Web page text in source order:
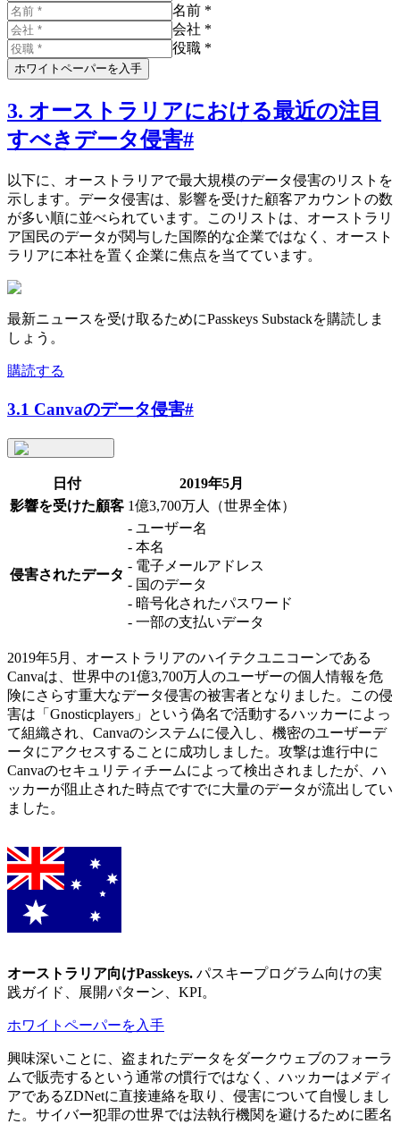
名前 *
会社 *
役職 *
ホワイトペーパーを入手
3. オーストラリアにおける最近の注目
すべきデータ侵害#
以下に、オーストラリアで最大規模のデータ侵害のリストを
示します。データ侵害は、影響を受けた顧客アカウントの数
が多い順に並べられています。このリストは、オーストラリ
ア国民のデータが関与した国際的な企業ではなく、オースト
ラリアに本社を置く企業に焦点を当てています。
最新ニュースを受け取るためにPasskeys Substackを購読しま
しょう。
購読する
3.1 Canvaのデータ侵害#
日付
2019年5月
影響を受けた顧客 1億3,700万人（世界全体）
侵害されたデータ
- ユーザー名
- 本名
- 電子メールアドレス
- 国のデータ
- 暗号化されたパスワード
- 一部の支払いデータ
2019年5月、オーストラリアのハイテクユニコーンである
Canvaは、世界中の1億3,700万人のユーザーの個人情報を危
険にさらす重大なデータ侵害の被害者となりました。この侵
害は「Gnosticplayers」という偽名で活動するハッカーによっ
て組織され、Canvaのシステムに侵入し、機密のユーザーデ
ータにアクセスすることに成功しました。攻撃は進行中に
Canvaのセキュリティチームによって検出されましたが、ハ
ッカーが阻止された時点ですでに大量のデータが流出してい
ました。
オーストラリア向けPasskeys. パスキープログラム向けの実
践ガイド、展開パターン、KPI。
ホワイトペーパーを入手
興味深いことに、盗まれたデータをダークウェブのフォーラ
ムで販売するという通常の慣行ではなく、ハッカーはメディ
アであるZDNetに直接連絡を取り、侵害について自慢しまし
た。サイバー犯罪の世界では法執行機関を避けるために匿名